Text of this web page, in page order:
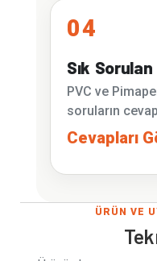
04
Sık
PVC ve
soruların
Cevapları
ÜRÜN VE